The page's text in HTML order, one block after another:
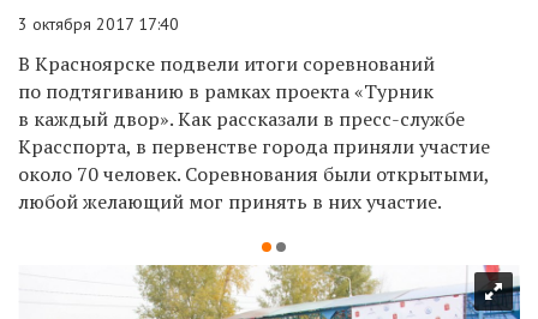
3 октября 2017 17:40
В Красноярске подвели итоги соревнований
по подтягиванию в рамках проекта «Турник
в каждый двор». Как рассказали в пресс-службе
Красспорта, в первенстве города приняли участие
около 70 человек. Соревнования были открытыми,
любой желающий мог принять в них участие.